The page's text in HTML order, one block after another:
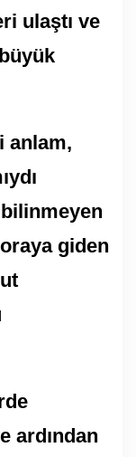
ulaştı ve
anlam,
giden
ardından